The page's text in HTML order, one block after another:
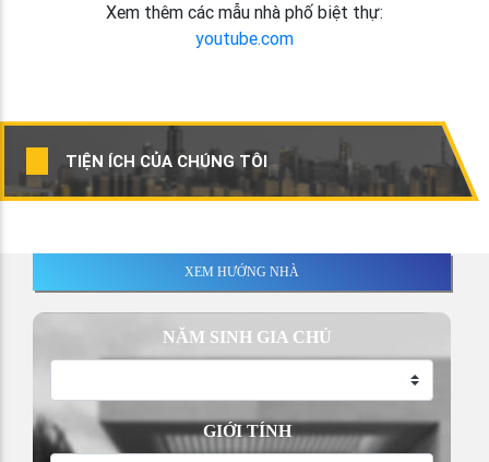
Xem thêm các mẫu nhà phố biệt thự:
youtube.com
TIỆN ÍCH CỦA CHÚNG TÔI
XEM HƯỚNG NHÀ
NĂM SINH GIA CHỦ
GIỚI TÍNH